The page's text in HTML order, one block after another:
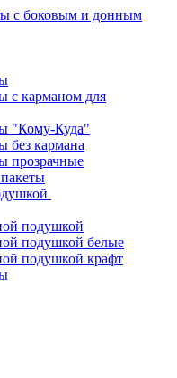
с боковым и донным
с карманом для
"Кому-Куда"
без кармана
прозрачные
подушкой
подушкой белые
подушкой крафт